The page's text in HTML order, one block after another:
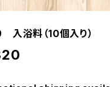
入浴料（10個入り）